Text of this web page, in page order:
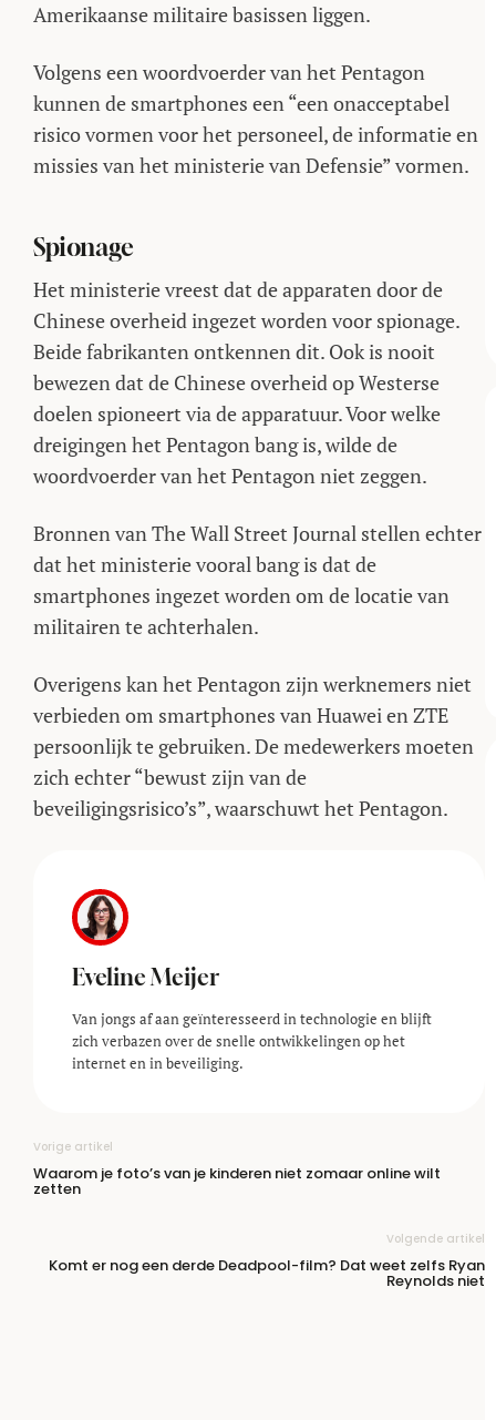
Amerikaanse militaire basissen liggen.
Volgens een woordvoerder van het Pentagon
kunnen de smartphones een “een onacceptabel
risico vormen voor het personeel, de informatie en
missies van het ministerie van Defensie” vormen.
Spionage
Het ministerie vreest dat de apparaten door de
Chinese overheid ingezet worden voor spionage.
Beide fabrikanten ontkennen dit. Ook is nooit
bewezen dat de Chinese overheid op Westerse
doelen spioneert via de apparatuur. Voor welke
dreigingen het Pentagon bang is, wilde de
woordvoerder van het Pentagon niet zeggen.
Bronnen van The Wall Street Journal stellen echter
dat het ministerie vooral bang is dat de
smartphones ingezet worden om de locatie van
militairen te achterhalen.
Overigens kan het Pentagon zijn werknemers niet
verbieden om smartphones van Huawei en ZTE
persoonlijk te gebruiken. De medewerkers moeten
zich echter “bewust zijn van de
beveiligingsrisico’s”, waarschuwt het Pentagon.
Eveline Meijer
Van jongs af aan geïnteresseerd in technologie en blijft
zich verbazen over de snelle ontwikkelingen op het
internet en in beveiliging.
Vorige artikel
Waarom je foto’s van je kinderen niet zomaar online wilt
zetten
Volgende artikel
Komt er nog een derde Deadpool-film? Dat weet zelfs Ryan
Reynolds niet